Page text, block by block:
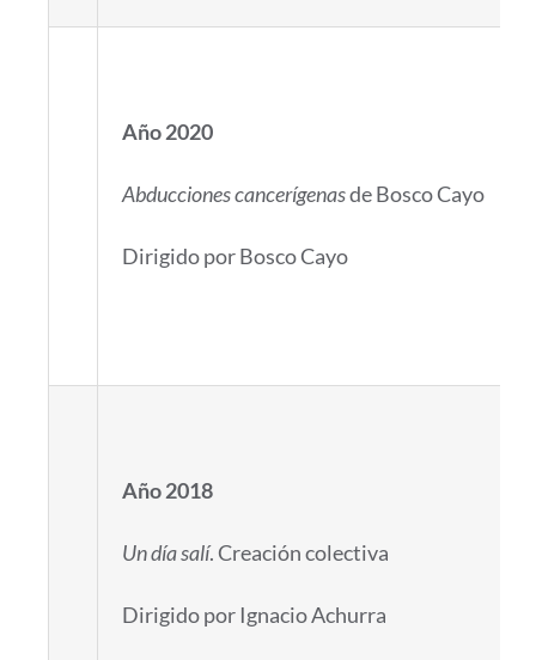
Año 2020
Abducciones cancerígenasde Bosco Cayo
Dirigido por Bosco Cayo
Año 2018
Un día salí. Creación colectiva
Dirigido por Ignacio Achurra